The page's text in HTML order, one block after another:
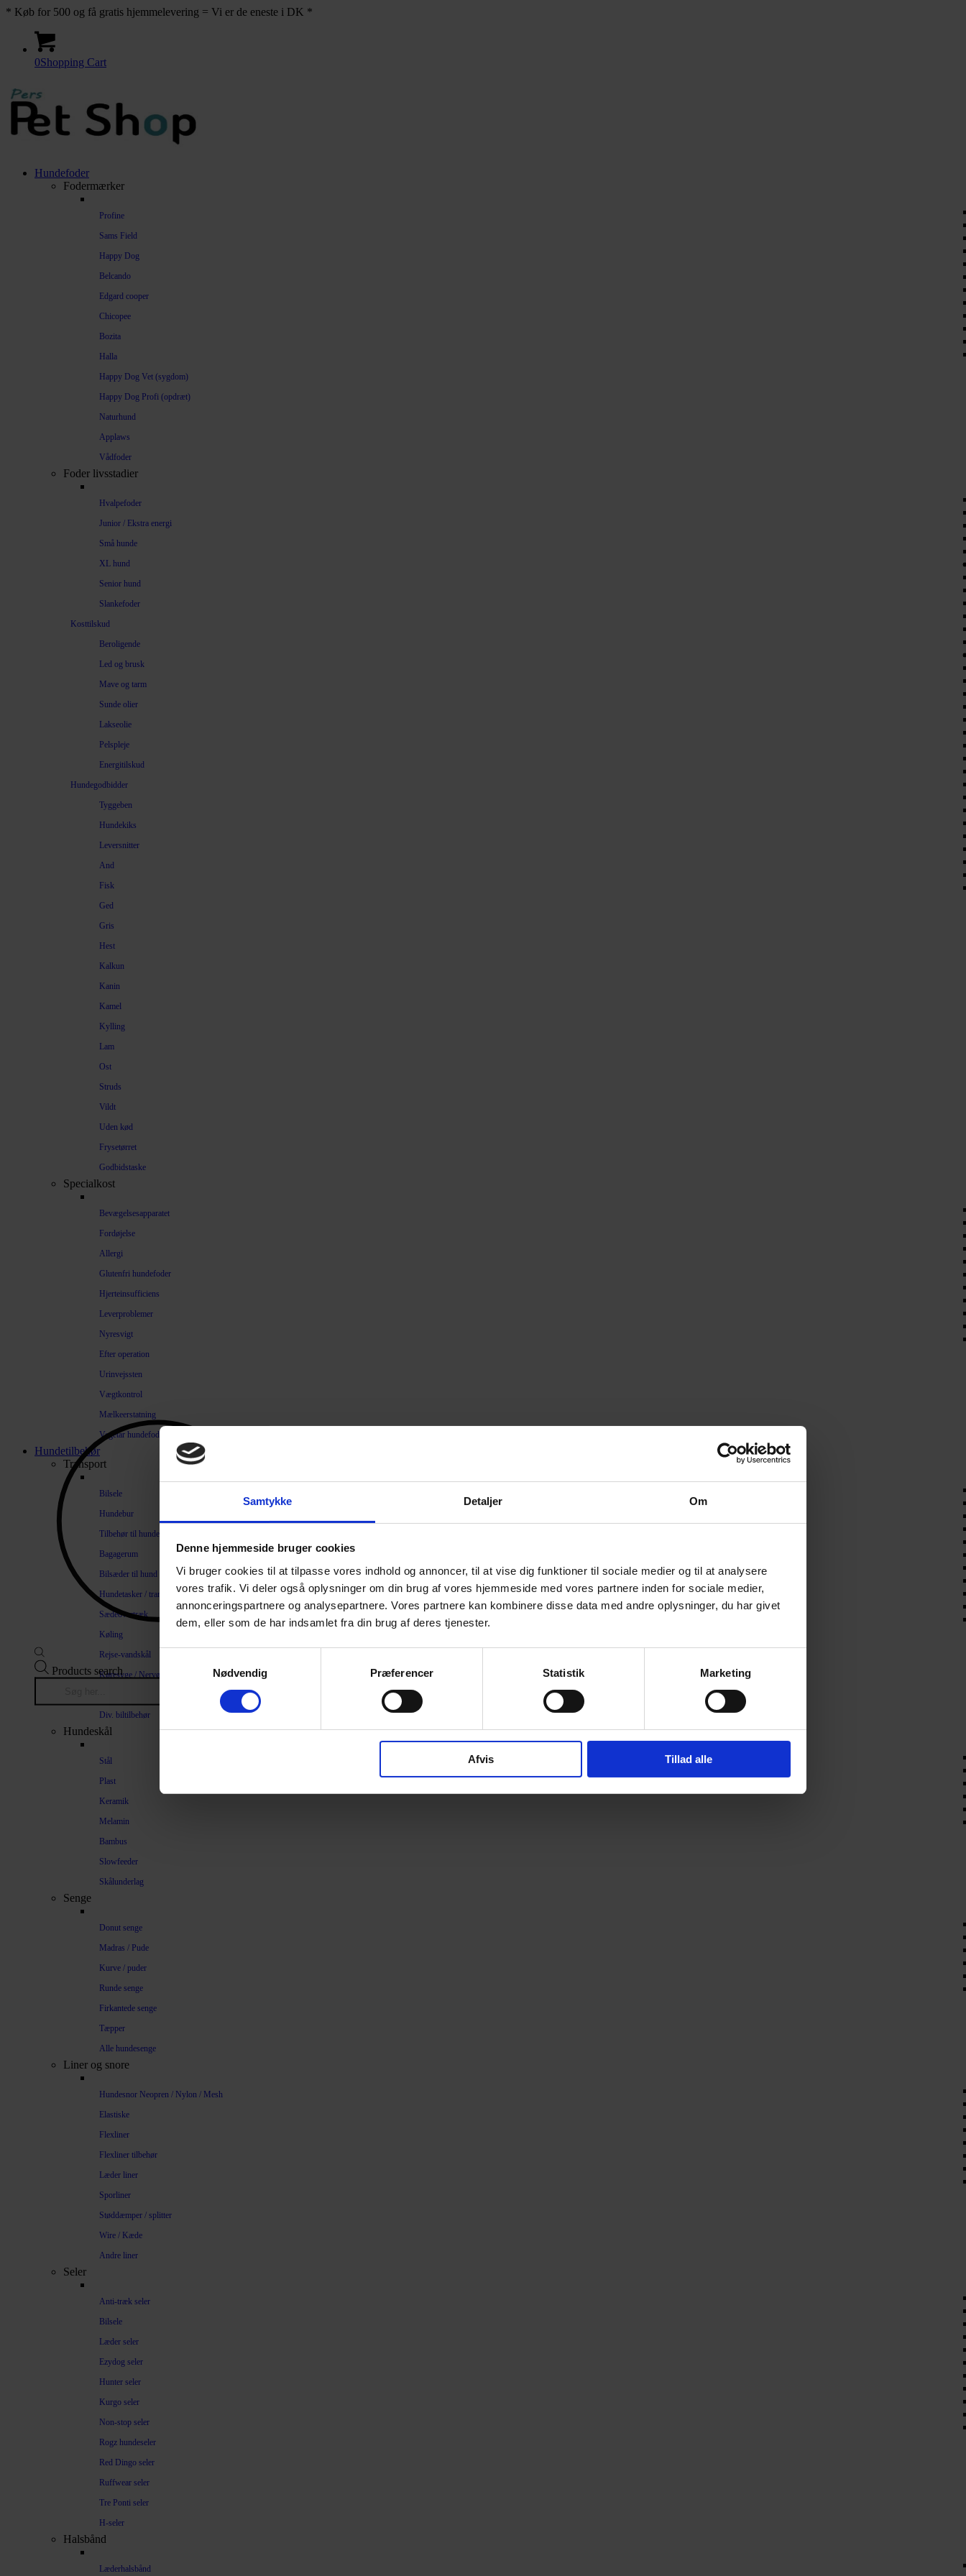
Samtykke Detaljer Om
Denne hjemmeside bruger cookies
Vi bruger cookies til at tilpasse vores indhold og annoncer, til at vise dig funktioner til sociale medier og til at analysere
vores trafik. Vi deler også oplysninger om din brug af vores hjemmeside med vores partnere inden for sociale medier,
annonceringspartnere og analysepartnere. Vores partnere kan kombinere disse data med andre oplysninger, du har givet
dem, eller som de har indsamlet fra din brug af deres tjenester.
Nødvendig
Præferencer Statistik Marketing
Afvis Tillad alle
* Køb for 500 og få gratis hjemmelevering = Vi er de eneste i DK *
0Shopping Cart
Hundefoder
Fodermærker
Profine
Sams Field
Happy Dog
Belcando
Edgard cooper
Chicopee
Bozita
Halla
Happy Dog Vet (sygdom)
Happy Dog Profi (opdræt)
Naturhund
Applaws
Vådfoder
Foder livsstadier
Hvalpefoder
Junior / Ekstra energi
Små hunde
XL hund
Senior hund
Slankefoder
Kosttilskud
Beroligende
Led og brusk
Mave og tarm
Sunde olier
Lakseolie
Pelspleje
Energitilskud
Hundegodbidder
Tyggeben
Hundekiks
Leversnitter
And
Fisk
Ged
Gris
Hest
Kalkun
Kanin
Kamel
Kylling
Lam
Ost
Struds
Vildt
Uden kød
Frysetørret
Godbidstaske
Specialkost
Bevægelsesapparatet
Fordøjelse
Allergi
Glutenfri hundefoder
Hjerteinsufficiens
Leverproblemer
Nyresvigt
Efter operation
Urinvejssten
Vægtkontrol
Mælkeerstatning
Vegetar hundefoder
Hundetilbehør
Transport
Bilsele
Hundebur
Tilbehør til hundebure
Bagagerum
Bilsæder til hund
Hundetasker / transportkasser
Sædeovertræk
Køling
Rejse-vandskål
Køresyge / Nervøsitet
Div. biltilbehør
Hundeskål
Stål
Plast
Keramik
Melamin
Bambus
Slowfeeder
Skålunderlag
Senge
Donut senge
Madras / Pude
Kurve / puder
Runde senge
Firkantede senge
Tæpper
Alle hundesenge
Liner og snore
Hundesnor Neopren / Nylon / Mesh
Elastiske
Flexliner
Flexliner tilbehør
Læder liner
Sporliner
Støddæmper / splitter
Wire / Kæde
Andre liner
Seler
Anti-træk seler
Bilsele
Læder seler
Ezydog seler
Hunter seler
Kurgo seler
Non-stop seler
Rogz hundeseler
Red Dingo seler
Ruffwear seler
Tre Ponti seler
H-seler
Halsbånd
Læderhalsbånd
Products search